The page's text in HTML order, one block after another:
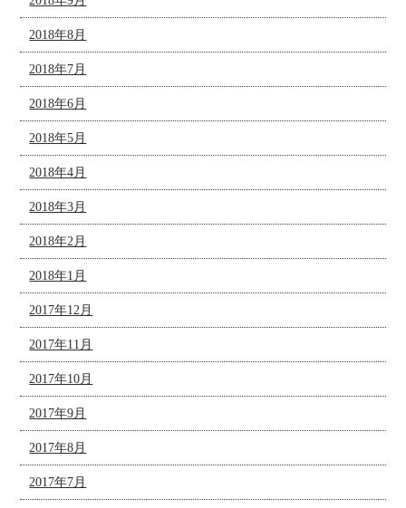
2018年8月
2018年7月
2018年6月
2018年5月
2018年4月
2018年3月
2018年2月
2018年1月
2017年12月
2017年11月
2017年10月
2017年9月
2017年8月
2017年7月